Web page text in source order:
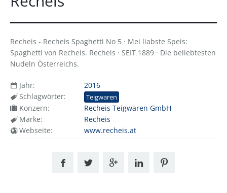
Recheis - Recheis Spaghetti No 5 · Mei liabste Speis:
Spaghetti von Recheis. Recheis · SEIT 1889 · Die beliebtesten
Nudeln Österreichs.
Jahr:
2016
Schlagwörter:
Teigwaren
Konzern:
Recheis Teigwaren GmbH
Marke:
Recheis
Webseite:
www.recheis.at